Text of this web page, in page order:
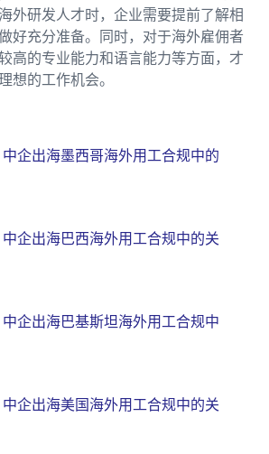
外研发人才时，企业需要提前了解相
好充分准备。同时，对于海外雇佣者
高的专业能力和语言能力等方面，才
想的工作机会。
企出海墨西哥海外用工合规中的
企出海巴西海外用工合规中的关
企出海巴基斯坦海外用工合规中
企出海美国海外用工合规中的关